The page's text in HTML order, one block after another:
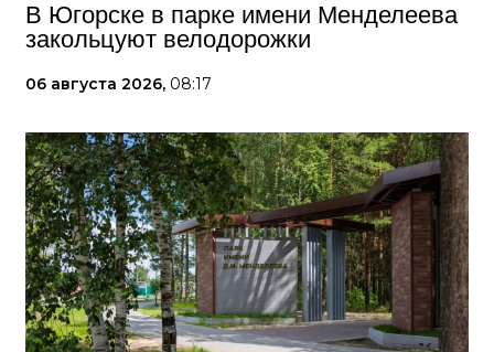
В Югорске в парке имени Менделеева
закольцуют велодорожки
06 августа 2026, 08:17